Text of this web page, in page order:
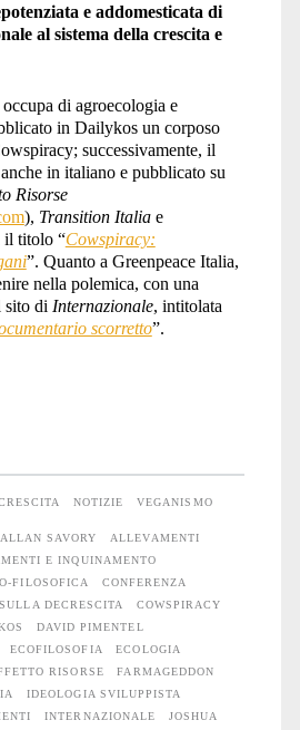
e addomesticata di
al sistema della crescita e
di agroecologia e
in Dailykos un corposo
successivamente, il
in italiano e pubblicato su
Risorse
), Transition Italiae
il titolo “Cowspiracy:
”. Quanto a Greenpeace Italia,
nella polemica, con una
sito di Internazionale, intitolata
scorretto”.
NOTIZIE VEGANISMO
ALLAN SAVORY
ALLEVAMENTI
E INQUINAMENTO
FILOSOFICA
CONFERENZA
DECRESCITA
COWSPIRACY
DAVID PIMENTEL
ECOFILOSOFIA
ECOLOGIA
RISORSE
FARMAGEDDON
IDEOLOGIA SVILUPPISTA
INTERNAZIONALE
JOSHUA